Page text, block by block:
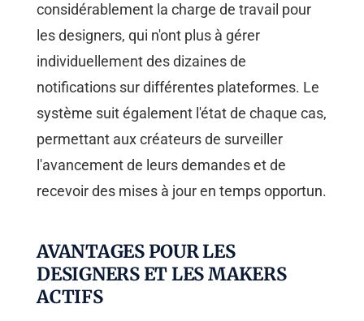
considérablement la charge de travail pour
les designers, qui n'ont plus à gérer
individuellement des dizaines de
notifications sur différentes plateformes. Le
système suit également l'état de chaque cas,
permettant aux créateurs de surveiller
l'avancement de leurs demandes et de
recevoir des mises à jour en temps opportun.
AVANTAGES POUR LES
DESIGNERS ET LES MAKERS
ACTIFS